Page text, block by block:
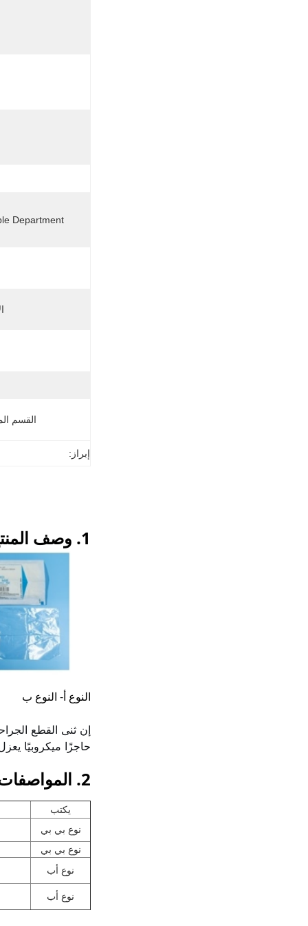
Department:
القسم
إبراز:
1. وصف المنتج
النوع أ- النوع ب
إن ثنى القطع
حاجزًا ميكروبيًا
2. المواصفات الفنية
يكتب
نوع بي بي
نوع بي بي
نوع أب
نوع أب